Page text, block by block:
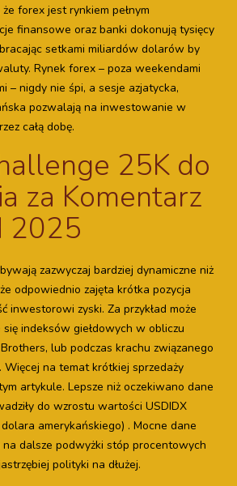
forex jest rynkiem pełnym
finansowe oraz banki dokonują tysięcy
setkami miliardów dolarów by
Rynek forex – poza weekendami
– nigdy nie śpi, a sesje azjatycka,
pozwalają na inwestowanie w
całą dobę.
25K do
za Komentarz
2025
zazwyczaj bardziej dynamiczne niż
odpowiednio zajęta krótka pozycja
inwestorowi zyski. Za przykład może
się indeksów giełdowych w obliczu
lub podczas krachu związanego
Więcej na temat krótkiej sprzedaży
artykule. Lepsze niż oczekiwano dane
do wzrostu wartości USDIDX
amerykańskiego) . Mocne dane
na dalsze podwyżki stóp procentowych
polityki na dłużej.